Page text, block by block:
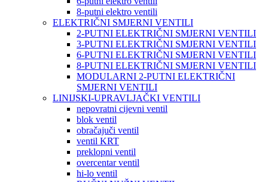
8-putni elektro ventili
ELEKTRIČNI SMJERNI VENTILI
2-PUTNI ELEKTRIČNI SMJERNI VENTILI
3-PUTNI ELEKTRIČNI SMJERNI VENTILI
6-PUTNI ELEKTRIČNI SMJERNI VENTILI
8-PUTNI ELEKTRIČNI SMJERNI VENTILI
MODULARNI 2-PUTNI ELEKTRIČNI
SMJERNI VENTILI
LINIJSKI-UPRAVLJAČKI VENTILI
nepovratni cijevni ventil
blok ventil
obračajuči ventil
ventil KRT
preklopni ventil
overcentar ventil
hi-lo ventil